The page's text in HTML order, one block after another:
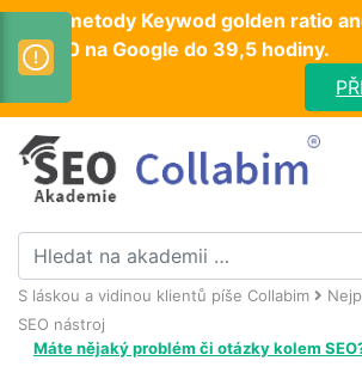
Test metody Keywod golden ratio
TOP10 na Google do 39,5 hodiny.
S láskou a vidinou klientů píše Collabim
SEO nástroj
Máte nějaký problém či otázky kolem